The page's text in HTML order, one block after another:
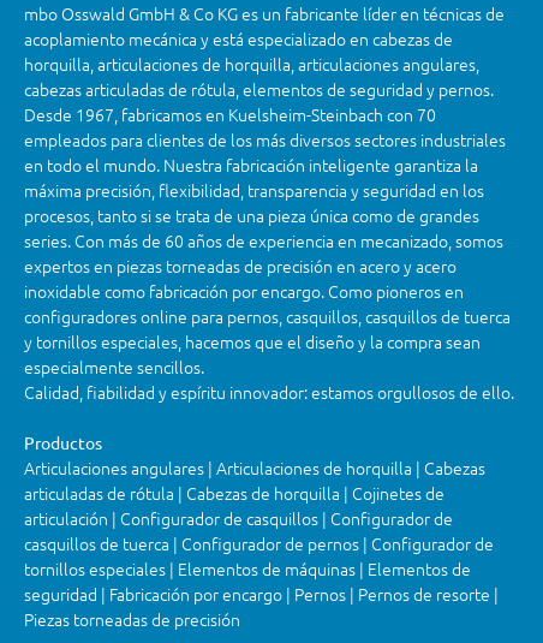
mbo Osswald GmbH & Co KG es un fabricante líder en técnicas de
acoplamiento mecánica y está especializado en cabezas de
horquilla, articulaciones de horquilla, articulaciones angulares,
cabezas articuladas de rótula, elementos de seguridad y pernos.
Desde 1967, fabricamos en Kuelsheim-Steinbach con 70
empleados para clientes de los más diversos sectores industriales
en todo el mundo. Nuestra fabricación inteligente garantiza la
máxima precisión, flexibilidad, transparencia y seguridad en los
procesos, tanto si se trata de una pieza única como de grandes
series. Con más de 60 años de experiencia en mecanizado, somos
expertos en piezas torneadas de precisión en acero y acero
inoxidable como fabricación por encargo. Como pioneros en
configuradores online para pernos, casquillos, casquillos de tuerca
y tornillos especiales, hacemos que el diseño y la compra sean
especialmente sencillos.
Calidad, fiabilidad y espíritu innovador: estamos orgullosos de ello.
Productos
Articulaciones angulares | Articulaciones de horquilla | Cabezas
articuladas de rótula | Cabezas de horquilla | Cojinetes de
articulación | Configurador de casquillos | Configurador de
casquillos de tuerca | Configurador de pernos | Configurador de
tornillos especiales | Elementos de máquinas | Elementos de
seguridad | Fabricación por encargo | Pernos | Pernos de resorte |
Piezas torneadas de precisión